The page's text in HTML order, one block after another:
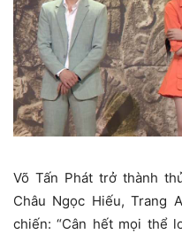
Võ Tấn Phát trở thành
Châu Ngọc Hiếu, Trang
chiến: “Cân hết mọi thể